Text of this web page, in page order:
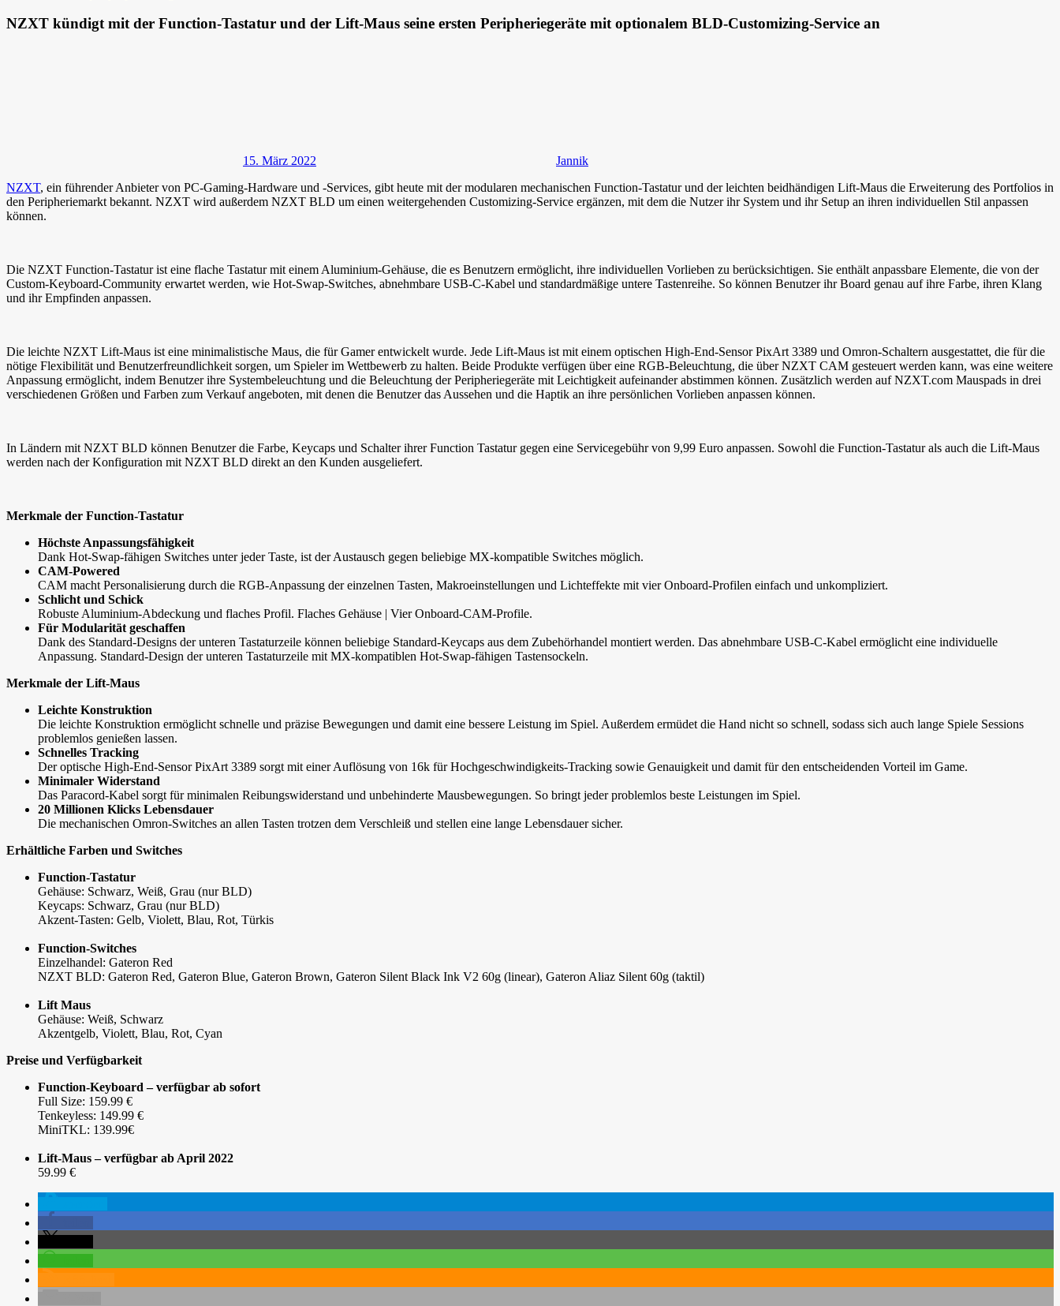
NZXT kündigt mit der Function-Tastatur und der Lift-Maus seine ersten Peripheriegeräte mit optionalem BLD-Customizing-Service an
15. März 2022
Jannik
NZXT, ein führender Anbieter von PC-Gaming-Hardware und -Services, gibt heute mit der modularen mechanischen Function-Tastatur und der leichten beidhändigen Lift-Maus die Erweiterung des Portfolios in
den Peripheriemarkt bekannt. NZXT wird außerdem NZXT BLD um einen weitergehenden Customizing-Service ergänzen, mit dem die Nutzer ihr System und ihr Setup an ihren individuellen Stil anpassen
können.
Die NZXT Function-Tastatur ist eine flache Tastatur mit einem Aluminium-Gehäuse, die es Benutzern ermöglicht, ihre individuellen Vorlieben zu berücksichtigen. Sie enthält anpassbare Elemente, die von der
Custom-Keyboard-Community erwartet werden, wie Hot-Swap-Switches, abnehmbare USB-C-Kabel und standardmäßige untere Tastenreihe. So können Benutzer ihr Board genau auf ihre Farbe, ihren Klang
und ihr Empfinden anpassen.
Die leichte NZXT Lift-Maus ist eine minimalistische Maus, die für Gamer entwickelt wurde. Jede Lift-Maus ist mit einem optischen High-End-Sensor PixArt 3389 und Omron-Schaltern ausgestattet, die für die
nötige Flexibilität und Benutzerfreundlichkeit sorgen, um Spieler im Wettbewerb zu halten. Beide Produkte verfügen über eine RGB-Beleuchtung, die über NZXT CAM gesteuert werden kann, was eine weitere
Anpassung ermöglicht, indem Benutzer ihre Systembeleuchtung und die Beleuchtung der Peripheriegeräte mit Leichtigkeit aufeinander abstimmen können. Zusätzlich werden auf NZXT.com Mauspads in drei
verschiedenen Größen und Farben zum Verkauf angeboten, mit denen die Benutzer das Aussehen und die Haptik an ihre persönlichen Vorlieben anpassen können.
In Ländern mit NZXT BLD können Benutzer die Farbe, Keycaps und Schalter ihrer Function Tastatur gegen eine Servicegebühr von 9,99 Euro anpassen. Sowohl die Function-Tastatur als auch die Lift-Maus
werden nach der Konfiguration mit NZXT BLD direkt an den Kunden ausgeliefert.
Merkmale der Function-Tastatur
Höchste Anpassungsfähigkeit
Dank Hot-Swap-fähigen Switches unter jeder Taste, ist der Austausch gegen beliebige MX-kompatible Switches möglich.
CAM-Powered
CAM macht Personalisierung durch die RGB-Anpassung der einzelnen Tasten, Makroeinstellungen und Lichteffekte mit vier Onboard-Profilen einfach und unkompliziert.
Schlicht und Schick
Robuste Aluminium-Abdeckung und flaches Profil. Flaches Gehäuse | Vier Onboard-CAM-Profile.
Für Modularität geschaffen
Dank des Standard-Designs der unteren Tastaturzeile können beliebige Standard-Keycaps aus dem Zubehörhandel montiert werden. Das abnehmbare USB-C-Kabel ermöglicht eine individuelle
Anpassung. Standard-Design der unteren Tastaturzeile mit MX-kompatiblen Hot-Swap-fähigen Tastensockeln.
Merkmale der Lift-Maus
Leichte Konstruktion
Die leichte Konstruktion ermöglicht schnelle und präzise Bewegungen und damit eine bessere Leistung im Spiel. Außerdem ermüdet die Hand nicht so schnell, sodass sich auch lange Spiele Sessions
problemlos genießen lassen.
Schnelles Tracking
Der optische High-End-Sensor PixArt 3389 sorgt mit einer Auflösung von 16k für Hochgeschwindigkeits-Tracking sowie Genauigkeit und damit für den entscheidenden Vorteil im Game.
Minimaler Widerstand
Das Paracord-Kabel sorgt für minimalen Reibungswiderstand und unbehinderte Mausbewegungen. So bringt jeder problemlos beste Leistungen im Spiel.
20 Millionen Klicks Lebensdauer
Die mechanischen Omron-Switches an allen Tasten trotzen dem Verschleiß und stellen eine lange Lebensdauer sicher.
Erhältliche Farben und Switches
Function-Tastatur
Gehäuse: Schwarz, Weiß, Grau (nur BLD)
Keycaps: Schwarz, Grau (nur BLD)
Akzent-Tasten: Gelb, Violett, Blau, Rot, Türkis
Function-Switches
Einzelhandel: Gateron Red
NZXT BLD: Gateron Red, Gateron Blue, Gateron Brown, Gateron Silent Black Ink V2 60g (linear), Gateron Aliaz Silent 60g (taktil)
Lift Maus
Gehäuse: Weiß, Schwarz
Akzentgelb, Violett, Blau, Rot, Cyan
Preise und Verfügbarkeit
Function-Keyboard – verfügbar ab sofort
Full Size: 159.99 €
Tenkeyless: 149.99 €
MiniTKL: 139.99€
Lift-Maus – verfügbar ab April 2022
59.99 €